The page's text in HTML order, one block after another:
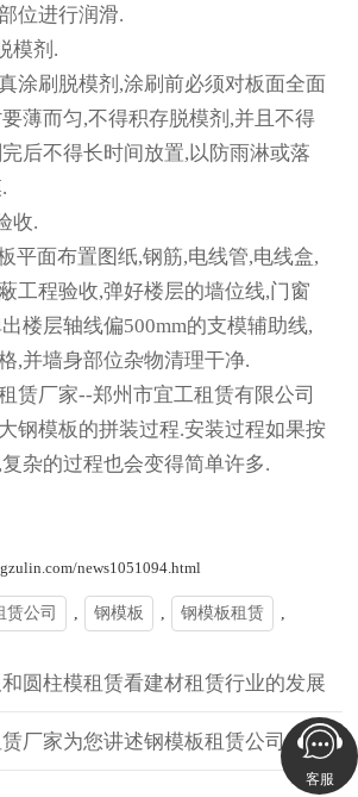
位进行润滑.
模剂.
涂刷脱模剂,涂刷前必须对板面全面
薄而匀,不得积存脱模剂,并且不得
后不得长时间放置,以防雨淋或落
收.
平面布置图纸,钢筋,电线管,电线盒,
工程验收,弹好楼层的墙位线,门窗
楼层轴线偏500mm的支模辅助线,
,并墙身部位杂物清理干净.
赁厂家--郑州市宜工租赁有限公司
钢模板的拼装过程.安装过程如果按
杂的过程也会变得简单许多.
news1051094.html
赁公司 钢模板 钢模板租赁
圆柱模租赁看建材租赁行业的发展
厂家为您讲述钢模板租赁公司的诞生
客服